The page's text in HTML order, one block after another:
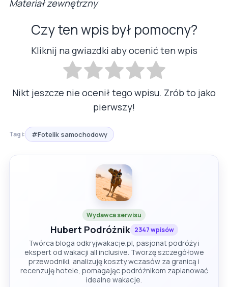
Materiał zewnętrzny
Czy ten wpis był pomocny?
Kliknij na gwiazdki aby ocenić ten wpis
Nikt jeszcze nie ocenił tego wpisu. Zrób to jako
pierwszy!
Tagi: #Fotelik samochodowy
Wydawca serwisu
Hubert Podróżnik 2347 wpisów
Twórca bloga odkryjwakacje.pl, pasjonat podróży i
ekspert od wakacji all inclusive. Tworzę szczegółowe
przewodniki, analizuję koszty wczasów za granicą i
recenzuję hotele, pomagając podróżnikom zaplanować
idealne wakacje.